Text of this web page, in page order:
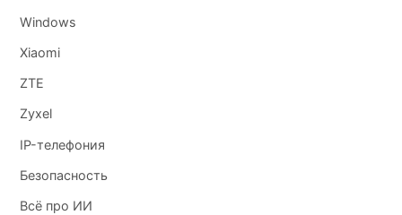
Windows
Xiaomi
ZTE
Zyxel
IP-телефония
Безопасность
Всё про ИИ